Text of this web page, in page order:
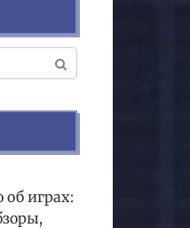
играх: